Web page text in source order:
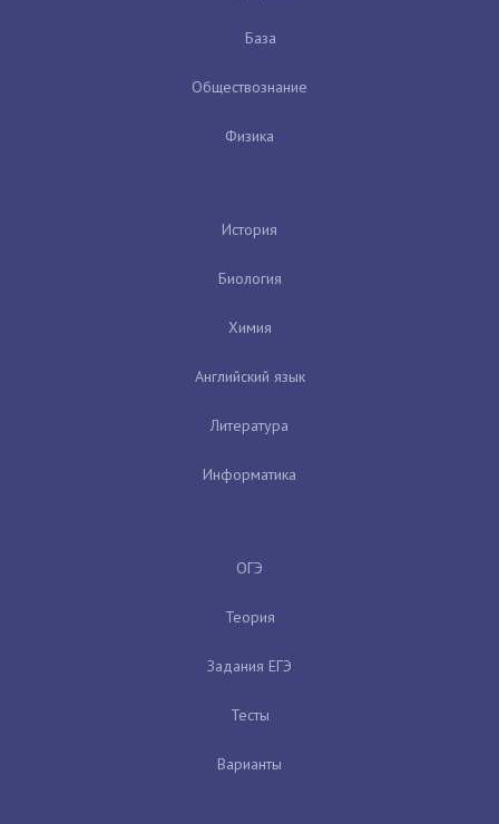
База
Обществознание
Физика
История
Биология
Химия
Английский язык
Литература
Информатика
ОГЭ
Теория
Задания ЕГЭ
Тесты
Варианты